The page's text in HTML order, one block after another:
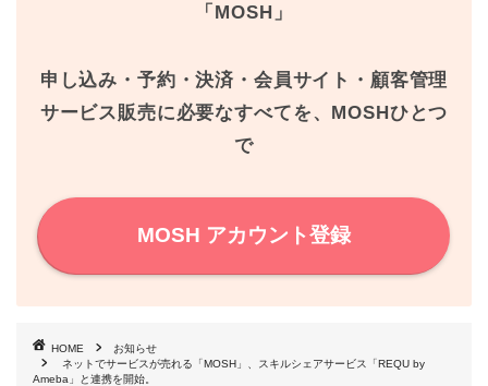
k s
「MOSH」
申し込み・予約・決済・会員サイト・顧客管理
サービス販売に必要なすべてを、MOSHひとつ
で
MOSH アカウント登録
HOME
お知らせ
ネットでサービスが売れる「MOSH」、スキルシェアサービス「REQU by
Ameba」と連携を開始。